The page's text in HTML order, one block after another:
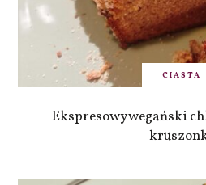
CIASTA
Ekspresowy wegański